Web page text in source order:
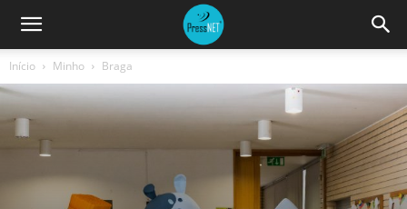
Início Minho Braga